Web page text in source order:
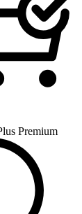
Premium